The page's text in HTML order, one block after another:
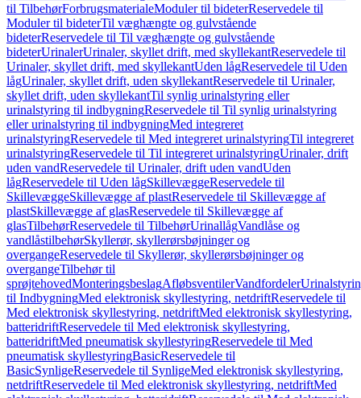
til TilbehørForbrugsmaterialeModuler til bideterReservedele til
Moduler til bideterTil væghængte og gulvstående
bideterReservedele til Til væghængte og gulvstående
bideterUrinalerUrinaler, skyllet drift, med skyllekantReservedele til
Urinaler, skyllet drift, med skyllekantUden lågReservedele til Uden
lågUrinaler, skyllet drift, uden skyllekantReservedele til Urinaler,
skyllet drift, uden skyllekantTil synlig urinalstyring eller
urinalstyring til indbygningReservedele til Til synlig urinalstyring
eller urinalstyring til indbygningMed integreret
urinalstyringReservedele til Med integreret urinalstyringTil integreret
urinalstyringReservedele til Til integreret urinalstyringUrinaler, drift
uden vandReservedele til Urinaler, drift uden vandUden
lågReservedele til Uden lågSkillevæggeReservedele til
SkillevæggeSkillevægge af plastReservedele til Skillevægge af
plastSkillevægge af glasReservedele til Skillevægge af
glasTilbehørReservedele til TilbehørUrinallågVandlåse og
vandlåstilbehørSkyllerør, skyllerørsbøjninger og
overgangeReservedele til Skyllerør, skyllerørsbøjninger og
overgangeTilbehør til
sprøjtehovedMonteringsbeslagAfløbsventilerVandfordeler
til IndbygningMed elektronisk skyllestyring, netdriftReservedele til
Med elektronisk skyllestyring, netdriftMed elektronisk skyllestyring,
batteridriftReservedele til Med elektronisk skyllestyring,
batteridriftMed pneumatisk skyllestyringReservedele til Med
pneumatisk skyllestyringBasicReservedele til
BasicSynligeReservedele til SynligeMed elektronisk skyllestyring,
netdriftReservedele til Med elektronisk skyllestyring, netdriftMed